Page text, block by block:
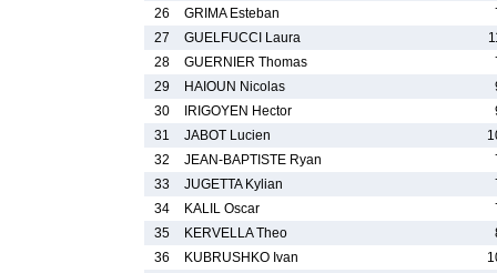
26
GRIMA Esteban
27
GUELFUCCI Laura
28
GUERNIER Thomas
29
HAIOUN Nicolas
30
IRIGOYEN Hector
31
JABOT Lucien
32
JEAN-BAPTISTE Ryan
33
JUGETTA Kylian
34
KALIL Oscar
35
KERVELLA Theo
36
KUBRUSHKO Ivan